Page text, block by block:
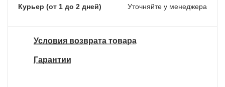
Курьер (от 1 до 2 дней) Уточняйте у менеджера
Условия возврата товара
Гарантии